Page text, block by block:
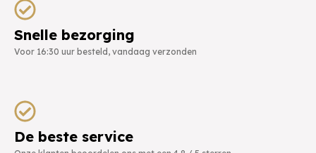
Snelle bezorging
Voor 16:30 uur besteld, vandaag verzonden
De beste service